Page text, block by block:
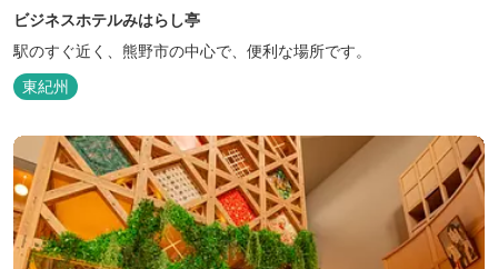
ビジネスホテルみはらし亭
駅のすぐ近く、熊野市の中心で、便利な場所です。
東紀州